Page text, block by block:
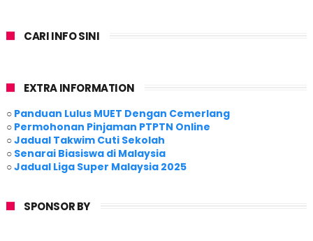
CARI INFO SINI
EXTRA INFORMATION
○ Panduan Lulus MUET Dengan Cemerlang
○ Permohonan Pinjaman PTPTN Online
○Jadual Takwim Cuti Sekolah
○ Senarai Biasiswa di Malaysia
○Jadual Liga Super Malaysia 2025
SPONSOR BY